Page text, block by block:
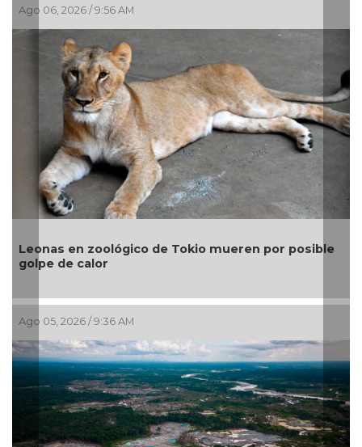
/ 9:56 AM
en zoológico de Tokio mueren por posible
calor
/ 9:36 AM
Gobierno
para